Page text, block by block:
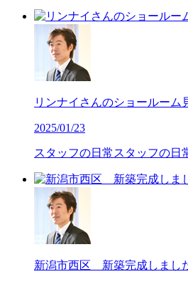
リンナイさんのショールーム
2025/01/23
スタッフの日常スタッフの日
新潟市西区 新築完成しまし